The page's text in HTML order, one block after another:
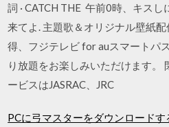
詞 · CATCH THE 午前0時、キス
来てよ. 主題歌＆オリジナル壁紙
得、フジテレビ for auスマートパ
り放題をお楽しみいただけます。
ービスはJASRAC、JRC
PCに弓マスターをダウンロードす